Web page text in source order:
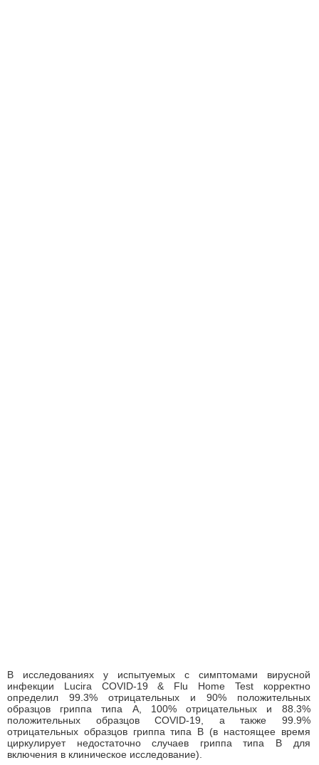
В исследованиях у испытуемых с симптомами вирусной
инфекции Lucira COVID-19 & Flu Home Test корректно
определил 99.3% отрицательных и 90% положительных
образцов гриппа типа А, 100% отрицательных и 88.3%
положительных образцов COVID-19, а также 99.9%
отрицательных образцов гриппа типа В (в настоящее время
циркулирует недостаточно случаев гриппа типа B для
включения в клиническое исследование).